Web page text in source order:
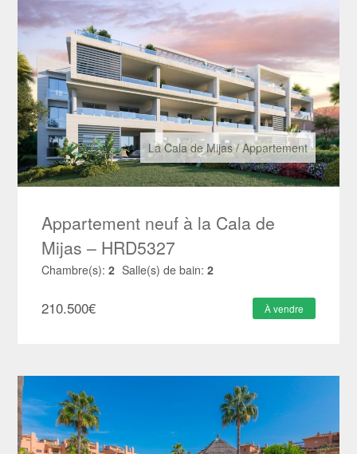
La Cala de Mijas/Appartement
Appartement neuf à la Cala de
Mijas – HRD5327
Chambre(s): 2 Salle(s) de bain: 2
210.500€ À vendre